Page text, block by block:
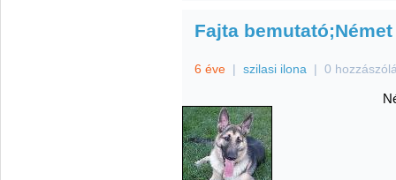
Fajta
6 éve | szilasi ilona | 0